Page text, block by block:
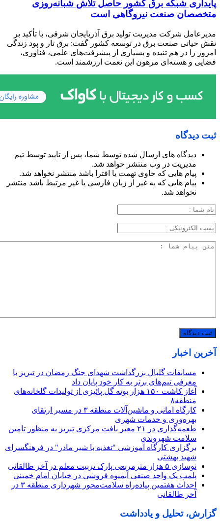
پایداری شبکه برق کشور حاصل تلاش شبانه‌روزی
متخصصان صنعت نیروگاهی است
مدیرعامل شرکت مدیریت تولید برق آذربایجان شرقی، با تأکید بر
نقش حیاتی صنعت برق در توسعه کشور گفت: برق تار و پود زندگی
امروز را در هم تنیده و بسیاری از پیشرفت‌های علمی، فناوری،
فضایی و هسته‌ای مرهون این نعمت ارزشمند است.
ثبت دیدگاه
دیدگاه های ارسال شده توسط شما، پس از تایید توسط تیم
مدیریت در وب منتشر خواهد شد.
پیام هایی که حاوی تهمت یا افترا باشد منتشر نخواهد شد.
پیام هایی که به غیر از زبان فارسی یا غیر مرتبط باشد منتشر
نخواهد شد.
آخرین اخبار
مسابقات گلبال بزرگداشت شهدای جنگ رمضان در تبریز با
معرفی تیم‌های برتر به کار خود پایان داد
آغاز کاشت ۱۵۰ هزار بوته گل پائیزی از تولیدات گلخانه‌های
منطقه۸
کارگاه امانی و ماشین‌آلات منطقه ۳ در مسیر ارتقای
بهره‌وری و خدمات شهری
طعمه‌گذاری در ۲۱ معبر بافت مرکزی تبریز به منظور تامین
سلامت شهروندی
برگزاری کارگاه آموزشی "تغذیه با شیر مادر" در فرهنگسرای
شهید بهشتی
نوسازی ۵ هزار مترمربعی پارک تربیت معلم در آخر طالقانی
پلمب یک واحد صنفی آبمیوه فروشی در خیابان امام خمینی
احداث هفتمین پیاده‌راه سلامت‌محور شهرداری منطقه ۳ در
آخر طالقانی
گزارش، تحلیل و یادداشت